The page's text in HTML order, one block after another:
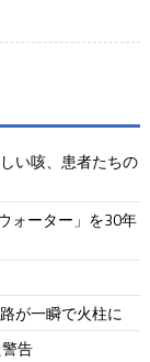
い咳、患者たちの
ォーター」を30年
が一瞬で火柱に
告